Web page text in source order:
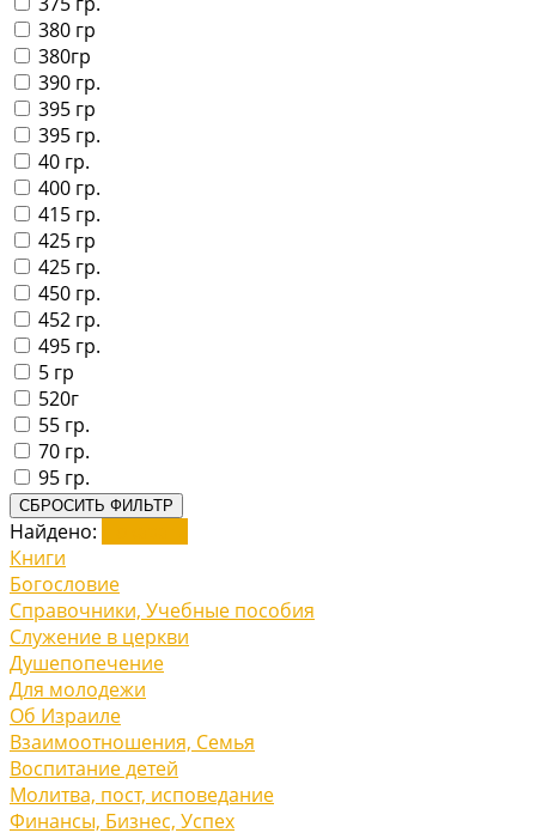
380 гр
380гр
390 гр.
395 гр
395 гр.
40 гр.
400 гр.
415 гр.
425 гр
425 гр.
450 гр.
452 гр.
495 гр.
5 гр
520г
55 гр.
70 гр.
95 гр.
СБРОСИТЬ ФИЛЬТР
Найдено:
Книги
Богословие
Справочники, Учебные пособия
Служение в церкви
Душепопечение
Для молодежи
Об Израиле
Взаимоотношения, Cемья
Воспитание детей
Молитва, пост, исповедание
Финансы, Бизнес, Успех